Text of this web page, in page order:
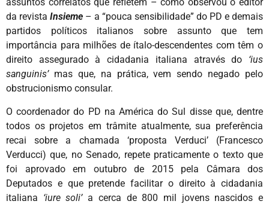
assuntos correlatos que refletem – como observou o editor
da revista Insieme – a “pouca sensibilidade” do PD e demais
partidos políticos italianos sobre assunto que tem
importância para milhões de ítalo-descendentes com têm o
direito assegurado à cidadania italiana através do ‘ius
sanguinis’mas que, na prática, vem sendo negado pelo
obstrucionismo consular.
O coordenador do PD na América do Sul disse que, dentre
todos os projetos em trâmite atualmente, sua preferência
recai sobre a chamada ‘proposta Verduci’ (Francesco
Verducci) que, no Senado, repete praticamente o texto que
foi aprovado em outubro de 2015 pela Câmara dos
Deputados e que pretende facilitar o direito à cidadania
italiana ‘iure soli’a cerca de 800 mil jovens nascidos e